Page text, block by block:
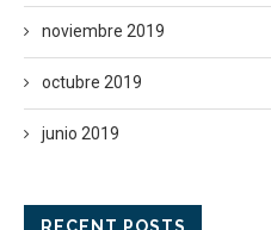
noviembre 2019
octubre 2019
junio 2019